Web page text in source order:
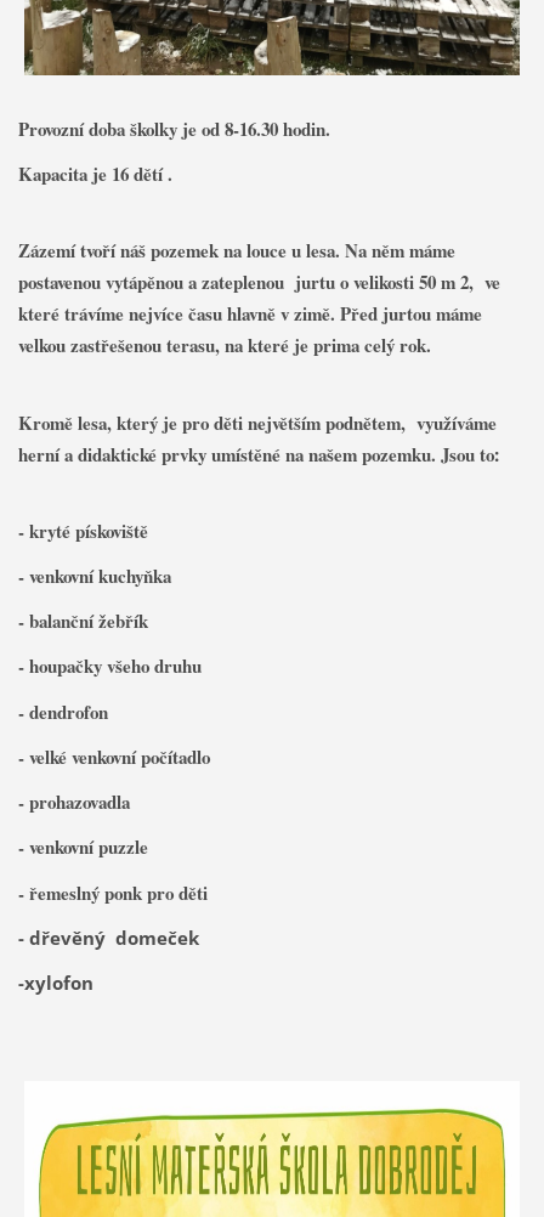
Provozní doba školky je od 8-16.30 hodin.
Kapacita je 16 dětí .
Zázemí tvoří náš pozemek na louce u lesa. Na něm máme
postavenou vytápěnou a zateplenou jurtu o velikosti 50 m 2, ve
které trávíme nejvíce času hlavně v zimě. Před jurtou máme
velkou zastřešenou terasu, na které je prima celý rok.
Kromě lesa, který je pro děti největším podnětem, využíváme
herní a didaktické prvky umístěné na našem pozemku. Jsou to:
- kryté pískoviště
- venkovní kuchyňka
- balanční žebřík
- houpačky všeho druhu
- dendrofon
- velké venkovní počítadlo
- prohazovadla
- venkovní puzzle
- řemeslný ponk pro děti
- dřevěný domeček
-xylofon